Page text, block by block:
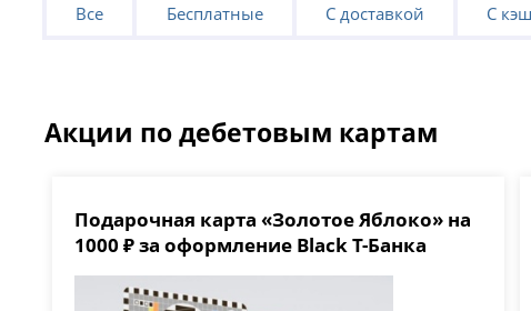
Все Бесплатные С доставкой С
Акции по дебетовым картам
Подарочная карта «Золотое Яблоко» на
1000 ₽ за оформление Black Т-Банка